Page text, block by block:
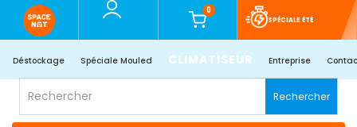
0
SPÉCIALE ÉTÉ
Déstockage Spéciale Mouled CLIMATISEUR Entreprise
Rechercher